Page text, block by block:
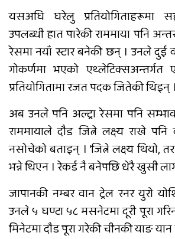
यसअघि घरेलु प्रतियोगिताहरूमा
उपलब्धी हात पारेकी राममाया पनि
रेसमा नयाँ स्टार बनेकी छन् । उनले दुई
गोकर्णमा भएको एथ्लेटिक्सअन्तर्गत
प्रतियोगितामा रजत पदक जितेकी थिइन् ।
अब उनले पनि अल्ट्रा रेसमा पनि
राममायाले दौड जित्ने लक्ष्य राखे
नसोचेको बताइन् । ‘जित्ने लक्ष्य थियो,
भन्ने थिएन । रेकर्ड नै बनेपछि धेरै खुसी
जापानकी नम्बर वान ट्रेल रनर युरो
उनले ५ घण्टा ५८ मसनेटमा दूरी पूरा
मिनेटमा दौड पूरा गरेकी चीनकी याङ यान